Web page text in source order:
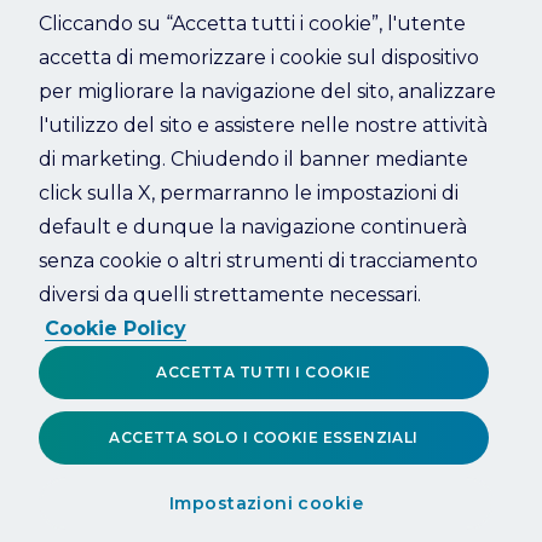
Refresh
Cliccando su “Accetta tutti i cookie”, l'utente
accetta di memorizzare i cookie sul dispositivo
per migliorare la navigazione del sito, analizzare
l'utilizzo del sito e assistere nelle nostre attività
di marketing. Chiudendo il banner mediante
click sulla X, permarranno le impostazioni di
default e dunque la navigazione continuerà
senza cookie o altri strumenti di tracciamento
diversi da quelli strettamente necessari.
Cookie Policy
Impostazioni cookie
ACCETTA SOLO I COOKIE ESSENZIALI
ACCETTA TUTTI I COOKIE